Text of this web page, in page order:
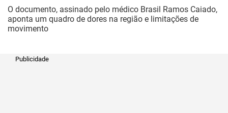
O documento, assinado pelo médico Brasil Ramos Caiado,
aponta um quadro de dores na região e limitações de
movimento
Publicidade